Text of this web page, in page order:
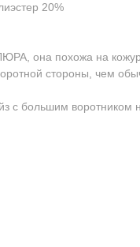
20%
она похожа на
стороны, чем
с большим воротником